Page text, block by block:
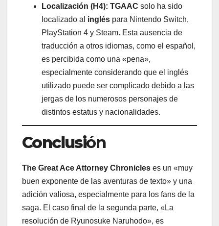
Localización (H4): TGAAC solo ha sido
localizado al inglés para Nintendo Switch,
PlayStation 4 y Steam. Esta ausencia de
traducción a otros idiomas, como el español,
es percibida como una «pena»,
especialmente considerando que el inglés
utilizado puede ser complicado debido a las
jergas de los numerosos personajes de
distintos estatus y nacionalidades.
Conclusión
The Great Ace Attorney Chronicles es un «muy
buen exponente de las aventuras de texto» y una
adición valiosa, especialmente para los fans de la
saga. El caso final de la segunda parte, «La
resolución de Ryunosuke Naruhodo», es